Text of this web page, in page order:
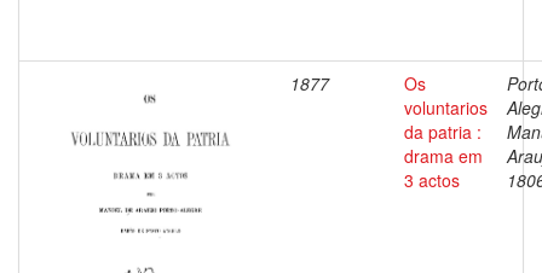
1877
Os
voluntarios
da patria :
drama em
3 actos